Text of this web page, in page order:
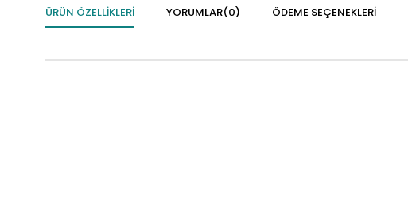
ÜRÜN ÖZELLIKLERI YORUMLAR(0) ÖDEME SEÇENEKLERI